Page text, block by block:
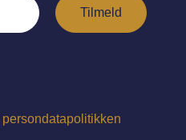
persondatapolitikken